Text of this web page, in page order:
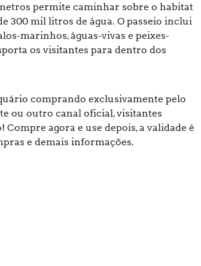
permite caminhar sobre o habitat
300 mil litros de água. O passeio inclui
marinhos, águas-vivas e peixes-
os visitantes para dentro dos
comprando exclusivamente pelo
ou outro canal oficial, visitantes
agora e use depois, a validade é
e demais informações.